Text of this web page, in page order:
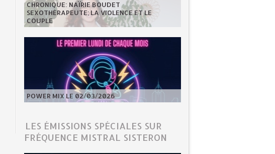
CHRONIQUE: NAÏRIE BOUDET
SEXOTHÉRAPEUTE; LA VIOLENCE ET LE
COUPLE
POWER MIX LE 02/03/2026
LES ÉMISSIONS SPÉCIALES SUR
FRÉQUENCE MISTRAL SISTERON